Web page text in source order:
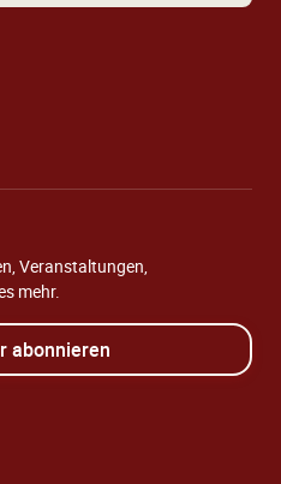
Veranstaltungen,
mehr.
abonnieren